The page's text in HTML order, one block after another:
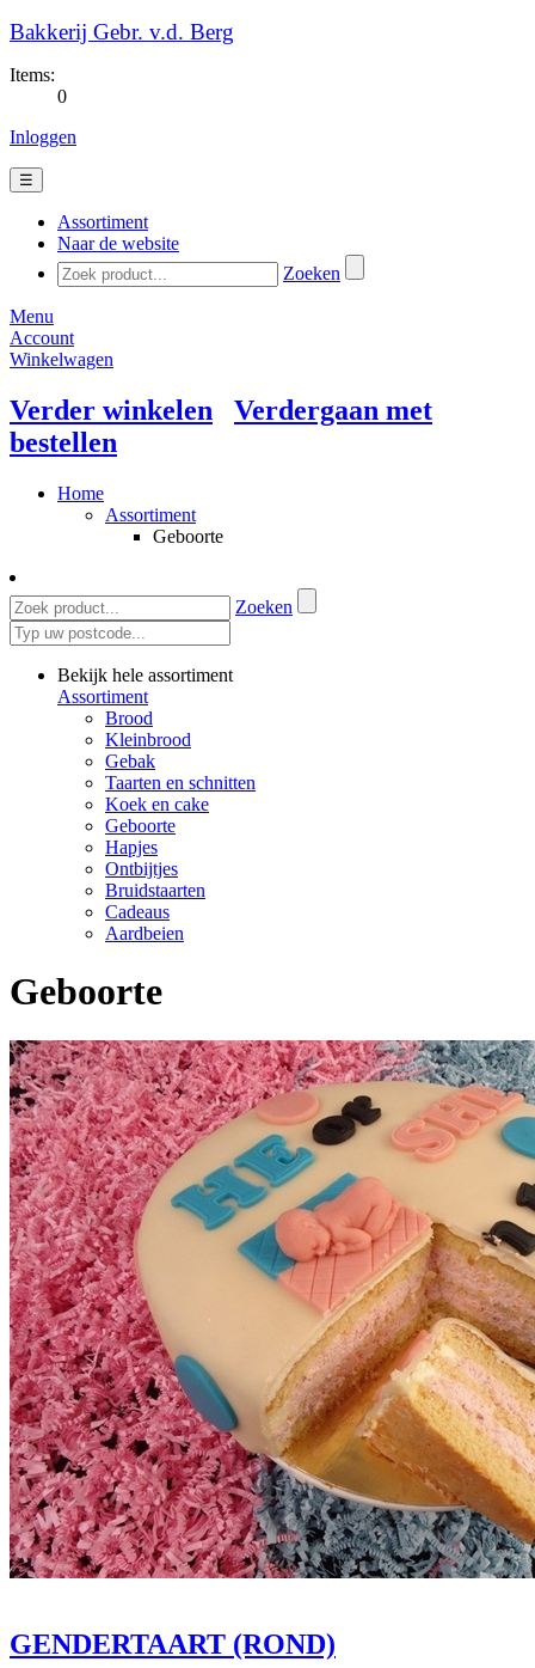
Bakkerij Gebr. v.d. Berg
Items:
0
Inloggen
☰
Assortiment
Naar de website
Zoeken
Menu
Account
Winkelwagen
Verder winkelen
Verdergaan met
bestellen
Home
Assortiment
Geboorte
Zoeken
Bekijk hele assortiment
Assortiment
Brood
Kleinbrood
Gebak
Taarten en schnitten
Koek en cake
Geboorte
Hapjes
Ontbijtjes
Bruidstaarten
Cadeaus
Aardbeien
Geboorte
GENDERTAART (ROND)